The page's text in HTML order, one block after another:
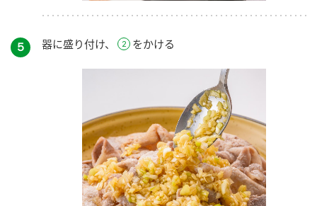
５ 器に盛り付け、 をかける